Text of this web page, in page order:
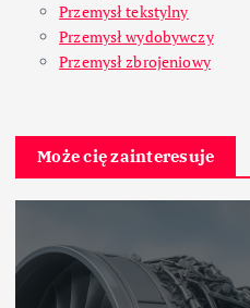
Przemysł tekstylny
Przemysł wydobywczy
Przemysł zbrojeniowy
Może cię zainteresuje